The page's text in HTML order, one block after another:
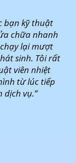
bạn kỹ thuật
chữa nhanh
lại mượt
sinh. Tôi rất
viên nhiệt
từ lúc tiếp
vụ.”